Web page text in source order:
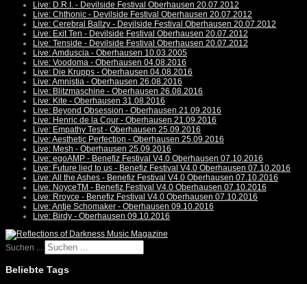
Live: D.R.I. - Devilside Festival Oberhausen 20.07.2012
Live: Chthonic - Devilside Festival Oberhausen 20.07.2012
Live: Cerebral Ballzy - Devilside Festival Oberhausen 20.07.2012
Live: Exit Ten - Devilside Festival Oberhausen 20.07.2012
Live: Tenside - Devilside Festival Oberhausen 20.07.2012
Live: Amduscia - Oberhausen 10.03.2005
Live: Voodoma - Oberhausen 04.08.2016
Live: Die Krupps - Oberhausen 04.08.2016
Live: Amnistia - Oberhausen 26.08.2016
Live: Blitzmaschine - Oberhausen 26.08.2016
Live: Kite - Oberhausen 31.08.2016
Live: Beyond Obsession - Oberhausen 21.09.2016
Live: Henric de la Cour - Oberhausen 21.09.2016
Live: Empathy Test - Oberhausen 25.09.2016
Live: Aesthetic Perfection - Oberhausen 25.09.2016
Live: Mesh - Oberhausen 25.09.2016
Live: egoAMP - Benefiz Festival V4.0 Oberhausen 07.10.2016
Live: Future lied to us - Benefiz Festival V4.0 Oberhausen 07.10.2016
Live: All the Ashes - Benefiz Festival V4.0 Oberhausen 07.10.2016
Live: NoyceTM - Benefiz Festival V4.0 Oberhausen 07.10.2016
Live: Rroyce - Benefiz Festival V4.0 Oberhausen 07.10.2016
Live: Antje Schomaker - Oberhausen 09.10.2016
Live: Birdy - Oberhausen 09.10.2016
Suchen ...
Beliebte Tags